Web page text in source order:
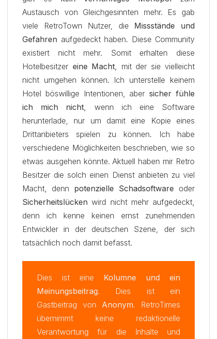
Austausch von Gleichgesinnten mehr. Es gab
viele RetroTown Nutzer, die Missstände und
Gefahren aufgedeckt haben. Diese Community
existiert nicht mehr. Somit erhalten diese
Hotelbesitzer eine Macht , mit der sie vielleicht
nicht umgehen können. Ich unterstelle keinem
Hotel böswillige Intentionen, abersicher fühle
ich mich nicht , wenn ich eine Software
herunterlade, nur um damit eine Kopie eines
Drittanbieters spielen zu können. Ich habe
verschiedene Möglichkeiten beschrieben, wie so
etwas ausgehen könnte. Aktuell haben mir Retro
Besitzer die solch einen Dienst anbieten zu viel
Macht, denn potenzielle Schadsoftware oder
Sicherheitslückenwird nicht mehr aufgedeckt,
denn ich kenne keinen ernst zunehmenden
Entwickler in der deutschen Szene, der sich
tatsächlich noch damit befasst.
Dies ist eine Kolumne und ein
Meinungsbeitrag. Dies ist ein
Gastbeitrag von Anonym. RetroTimes
übernimmt keine redaktionelle
Verantwortung für die Inhalte und